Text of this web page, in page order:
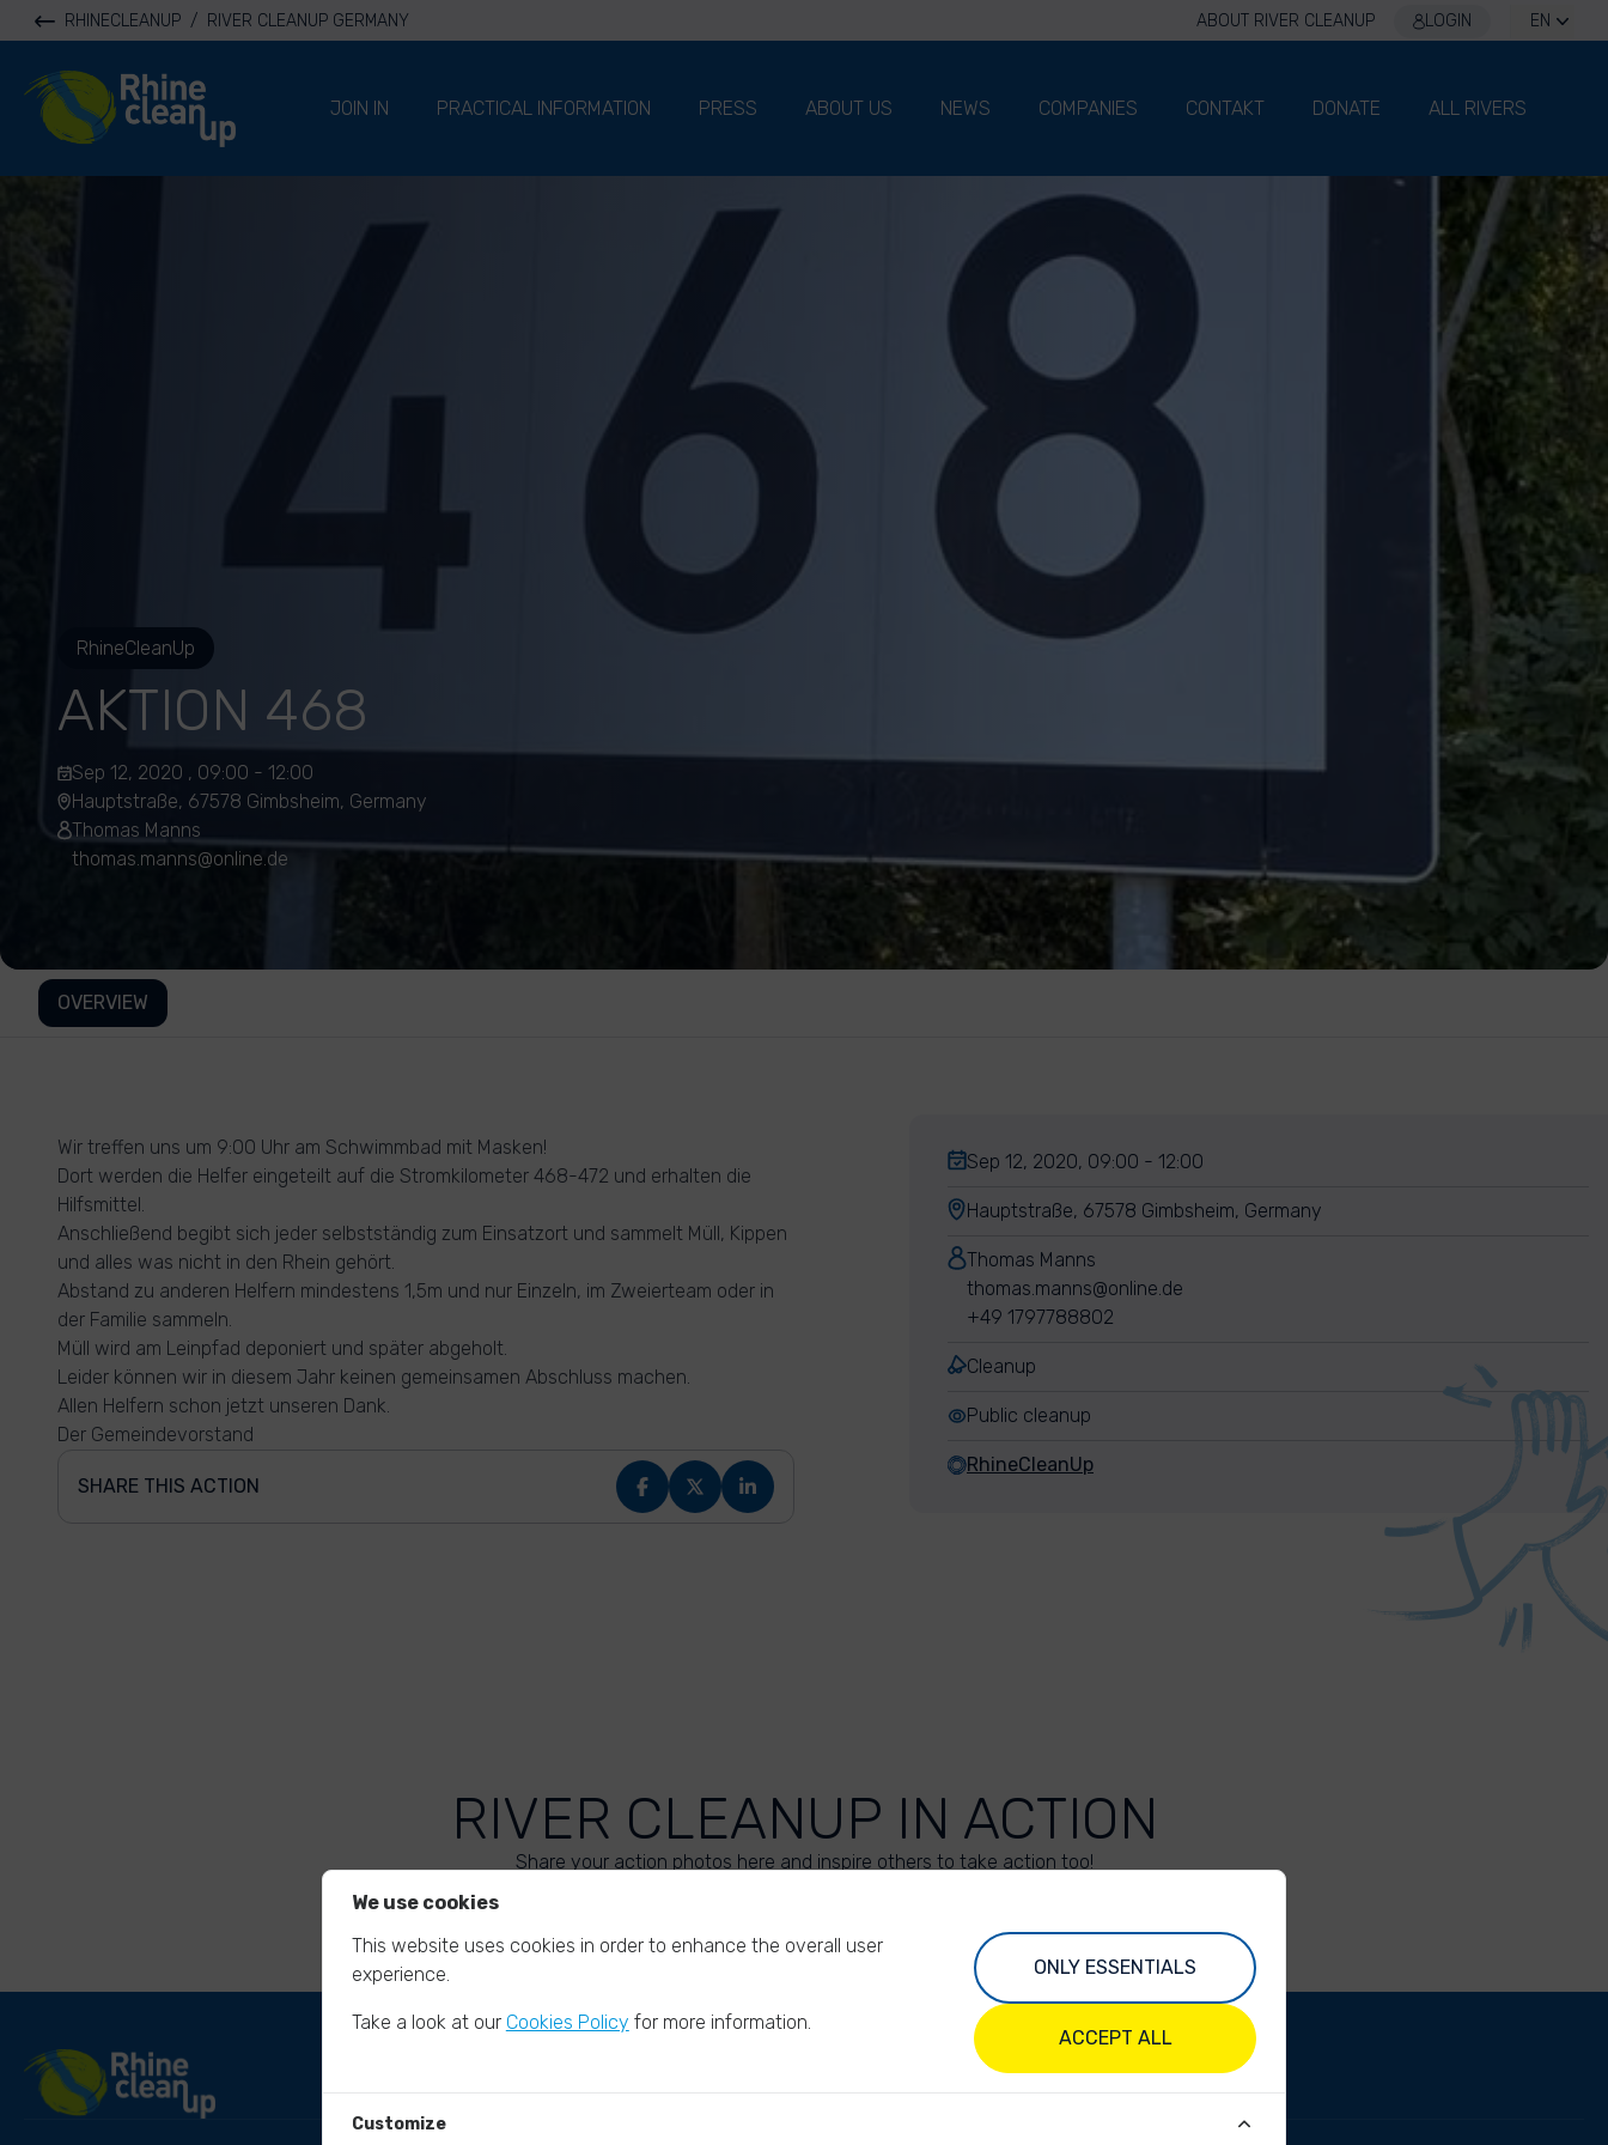
RHINECLEANUP / RIVER CLEANUP GERMANY ABOUT RIVER CLEANUP LOGIN EN
River Cleanup
JOIN IN
PRACTICAL INFORMATION PRESS ABOUT US NEWS COMPANIES CONTAKT DONATE ALL RIVERS
RhineCleanUp
AKTION 468
Sep 12, 2020 , 09:00 - 12:00
Hauptstraße, 67578 Gimbsheim, Germany
Thomas Manns
thomas.manns@online.de
OVERVIEW
Wir treffen uns um 9:00 Uhr am Schwimmbad mit Masken!
Dort werden die Helfer eingeteilt auf die Stromkilometer 468-472 und erhalten die
Hilfsmittel.
Anschließend begibt sich jeder selbstständig zum Einsatzort und sammelt Müll, Kippen
und alles was nicht in den Rhein gehört.
Abstand zu anderen Helfern mindestens 1,5m und nur Einzeln, im Zweierteam oder in
der Familie sammeln.
Müll wird am Leinpfad deponiert und später abgeholt.
Leider können wir in diesem Jahr keinen gemeinsamen Abschluss machen.
Allen Helfern schon jetzt unseren Dank.
Der Gemeindevorstand
SHARE THIS ACTION
Sep 12, 2020, 09:00 - 12:00
Hauptstraße, 67578 Gimbsheim, Germany
Thomas Manns
thomas.manns@online.de
+49 1797788802
Cleanup
Public cleanup
RhineCleanUp
RIVER CLEANUP IN ACTION
Share your action photos here and inspire others to take action too!
We use cookies
This website uses cookies in order to enhance the overall user
experience.
Take a look at our Cookies Policy for more information.
ONLY ESSENTIALS
ACCEPT ALL
Customize